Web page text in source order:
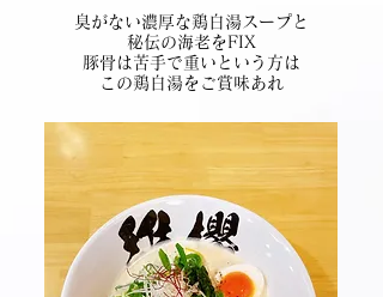
臭がない濃厚な鶏白湯スープと
秘伝の海老をFIX
豚骨は苦手で重いという方は
この鶏白湯をご賞味あれ